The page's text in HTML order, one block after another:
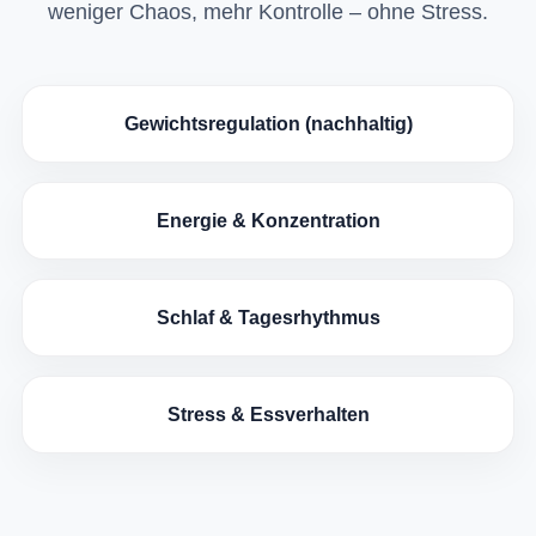
weniger Chaos, mehr Kontrolle – ohne Stress.
Gewichtsregulation (nachhaltig)
Energie & Konzentration
Schlaf & Tagesrhythmus
Stress & Essverhalten